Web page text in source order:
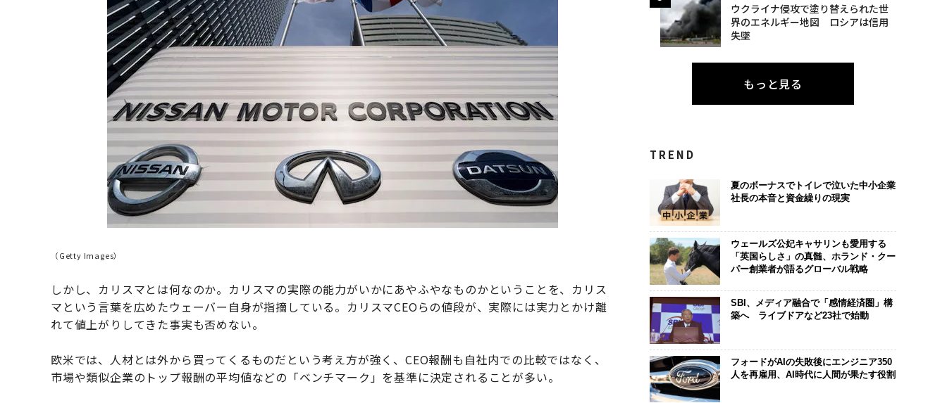
（Getty Images）
しかし、カリスマとは何なのか。カリスマの実際の能力がいかにあやふやなものかということを、カリス
マという言葉を広めたウェーバー自身が指摘している。カリスマCEOらの値段が、実際には実力とかけ離
れて値上がりしてきた事実も否めない。
欧米では、人材とは外から買ってくるものだという考え方が強く、CEO報酬も自社内での比較ではなく、
市場や類似企業のトップ報酬の平均値などの「ベンチマーク」を基準に決定されることが多い。
ウクライナ侵攻で塗り替えられた世
界のエネルギー地図 ロシアは信用
失墜
もっと見る
TREND
夏のボーナスでトイレで泣いた中小企業
社長の本音と資金繰りの現実
ウェールズ公妃キャサリンも愛用する
「英国らしさ」の真髄、ホランド・クー
パー創業者が語るグローバル戦略
SBI、メディア融合で「感情経済圏」構
築へ ライブドアなど23社で始動
フォードがAIの失敗後にエンジニア350
人を再雇用、AI時代に人間が果たす役割